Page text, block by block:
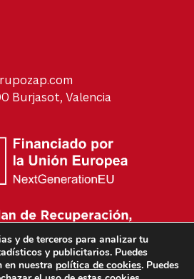
Burjasot, Valencia
y de terceros para analizar tu
y publicitarios. Puedes
en nuestra política de cookies. Puedes